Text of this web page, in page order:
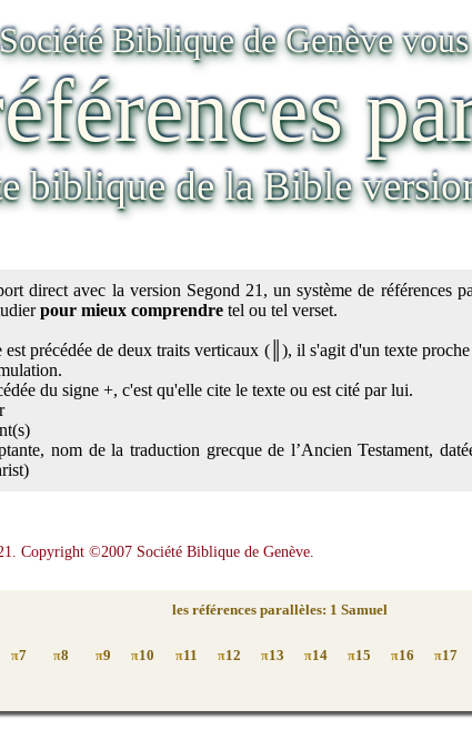
Biblique de Genève
biblique de la Bible
direct avec la version Segond 21, un système de références
pour mieux comprendretel ou tel verset.
est précédée de deux traits verticaux (║), il s'agit d'un texte
du signe +, c'est qu'elle cite le texte ou est cité par lui.
nom de la traduction grecque de l’Ancien Testament,
Copyright ©2007 Société Biblique de Genève.
les références parallèles: 1 Samuel
π7 π8 π9 π10 π11 π12 π13 π14 π15 π16 π17